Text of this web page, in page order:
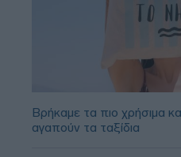
Βρήκαμε τα πιο χρήσιμα
αγαπούν τα ταξίδια